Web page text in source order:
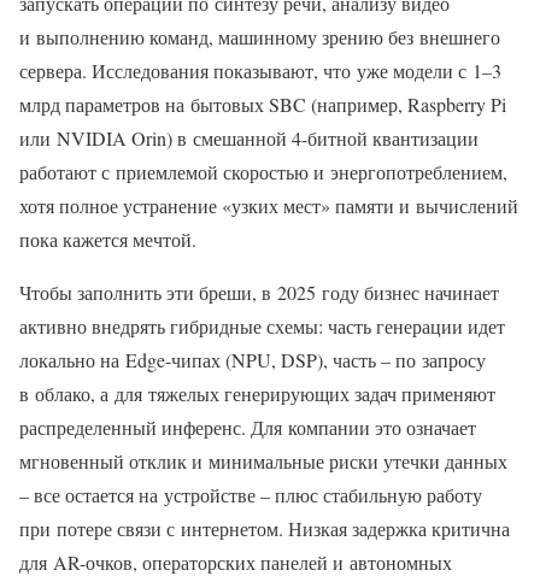
и выполнению команд, машинному зрению без внешнего
сервера. Исследования показывают, что уже модели с 1–3
млрд параметров на бытовых SBC (например, Raspberry Pi
или NVIDIA Orin) в смешанной 4-битной квантизации
работают с приемлемой скоростью и энергопотреблением,
хотя полное устранение «узких мест» памяти и вычислений
пока кажется мечтой.
Чтобы заполнить эти бреши, в 2025 году бизнес начинает
активно внедрять гибридные схемы: часть генерации идет
локально на Edge-чипах (NPU, DSP), часть – по запросу
в облако, а для тяжелых генерирующих задач применяют
распределенный инференс. Для компании это означает
мгновенный отклик и минимальные риски утечки данных
– все остается на устройстве – плюс стабильную работу
при потере связи с интернетом. Низкая задержка критична
для AR-очков, операторских панелей и автономных